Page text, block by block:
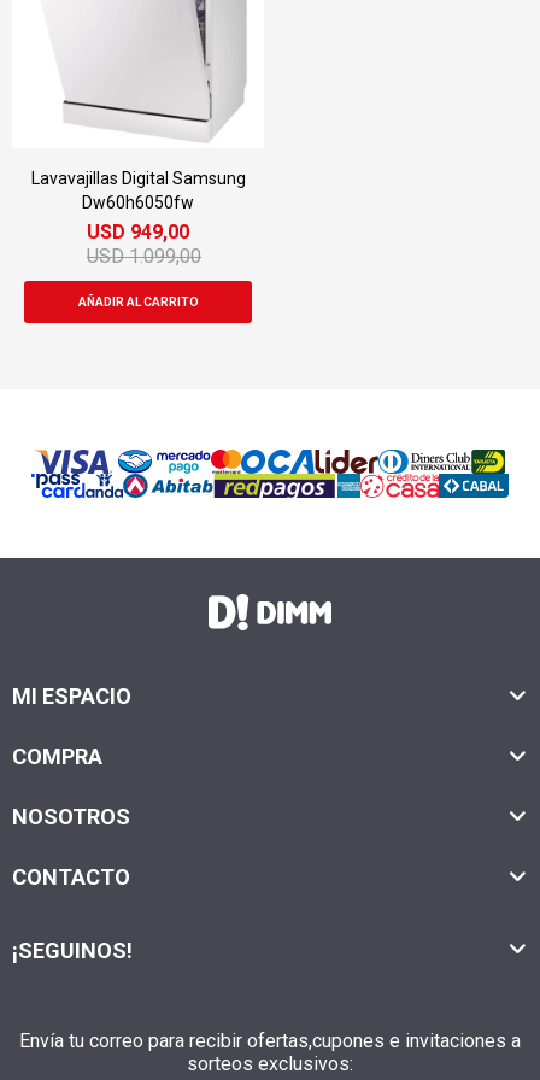
Lavavajillas Digital Samsung
Dw60h6050fw
USD 949,00
USD 1.099,00
MI ESPACIO
COMPRA
NOSOTROS
CONTACTO
Envía tu correo para recibir ofertas,cupones e invitaciones a
sorteos exclusivos:
¡SEGUINOS!